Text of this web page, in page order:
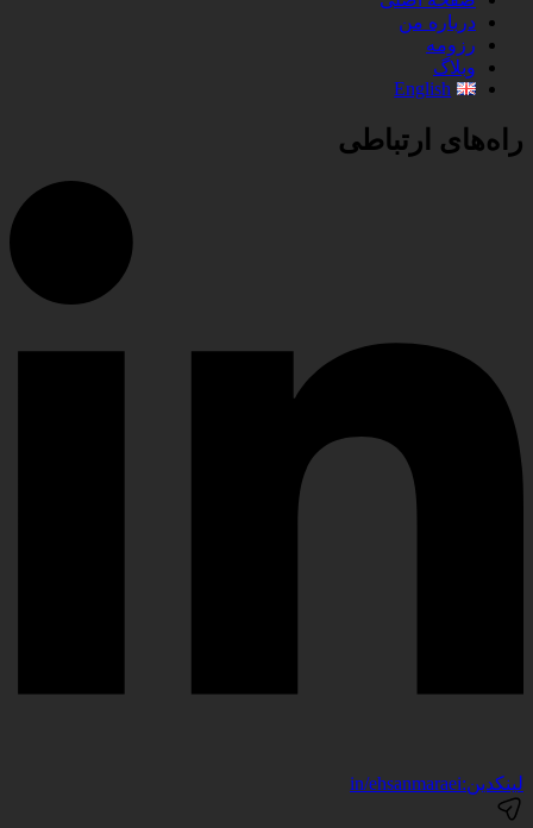
درباره من
رزومه
وبلاگ
English
راه‌های ارتباطی
لینکدین:in/ehsanmaraei